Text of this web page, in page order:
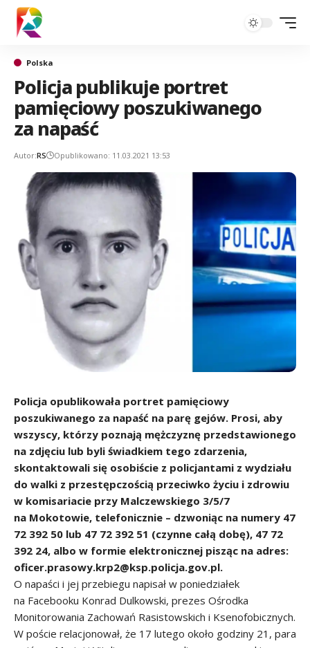
Polska
Policja publikuje portret
pamięciowy poszukiwanego
za napaść
Autor:RS Opublikowano: 11.03.2021 13:53
Policja opublikowała portret pamięciowy
poszukiwanego za napaść na parę gejów. Prosi, aby
wszyscy, którzy poznają mężczyznę przedstawionego
na zdjęciu lub byli świadkiem tego zdarzenia,
skontaktowali się osobiście z policjantami z wydziału
do walki z przestępczością przeciwko życiu i zdrowiu
w komisariacie przy Malczewskiego 3/5/7
na Mokotowie, telefonicznie – dzwoniąc na numery 47
72 392 50 lub 47 72 392 51 (czynne całą dobę), 47 72
392 24, albo w formie elektronicznej pisząc na adres:
oficer.prasowy.krp2@ksp.policja.gov.pl.
O napaści i jej przebiegu napisał w poniedziałek
na Facebooku Konrad Dulkowski, prezes Ośrodka
Monitorowania Zachowań Rasistowskich i Ksenofobicznych.
W poście relacjonował, że 17 lutego około godziny 21, para